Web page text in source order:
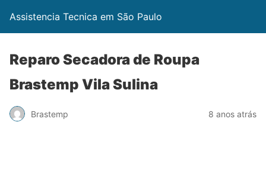
Assistencia Tecnica em São Paulo
Reparo Secadora de Roupa
Brastemp Vila Sulina
Brastemp 8 anos atrás